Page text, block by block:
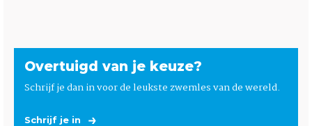
Overtuigd van je keuze?
Schrijf je dan in voor de leukste zwemles van de wereld.
Schrijf je in